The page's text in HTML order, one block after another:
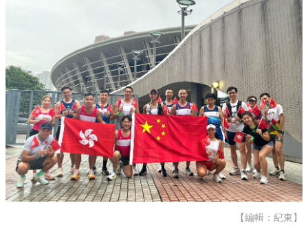
【編輯：紀東】